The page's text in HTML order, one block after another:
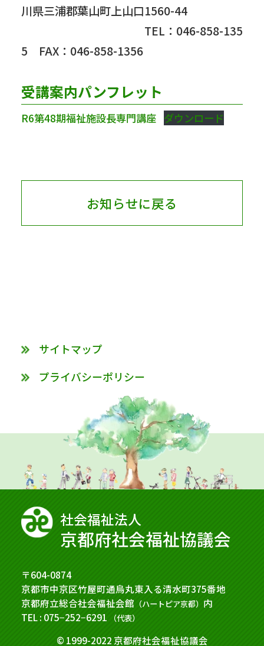
川県三浦郡葉山町上山口1560-44
TEL：046-858-135
5 FAX：046-858-1356
受講案内パンフレット
R6第48期福祉施設長専門講座 ダウンロード
お知らせに戻る
サイトマップ
プライバシーポリシー
社会福祉法⼈
京都府社会福祉協議会
〒604-0874
京都市中京区竹屋町通烏丸東入る清水町375番地
京都府立総合社会福祉会館 （ハートピア京都） 内
TEL : 075−252−6291
（代表）
© 1999-2022 京都府社会福祉協議会